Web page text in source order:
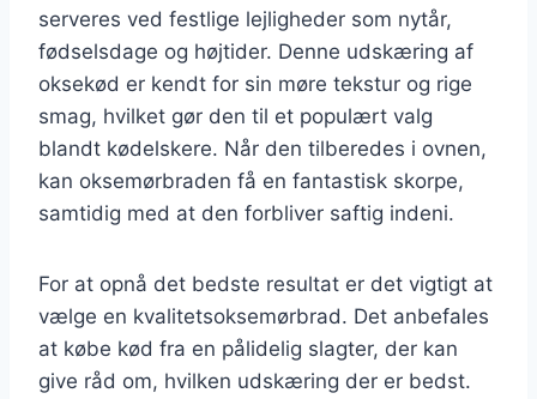
serveres ved festlige lejligheder som nytår,
fødselsdage og højtider. Denne udskæring af
oksekød er kendt for sin møre tekstur og rige
smag, hvilket gør den til et populært valg
blandt kødelskere. Når den tilberedes i ovnen,
kan oksemørbraden få en fantastisk skorpe,
samtidig med at den forbliver saftig indeni.
For at opnå det bedste resultat er det vigtigt at
vælge en kvalitetsoksemørbrad. Det anbefales
at købe kød fra en pålidelig slagter, der kan
give råd om, hvilken udskæring der er bedst.